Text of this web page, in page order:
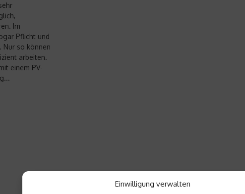
Einwilligung verwalten
Im
Pflicht und
Nur so können
arbeiten.
einem PV-